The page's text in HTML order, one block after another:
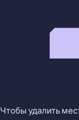
Чтобы удалить